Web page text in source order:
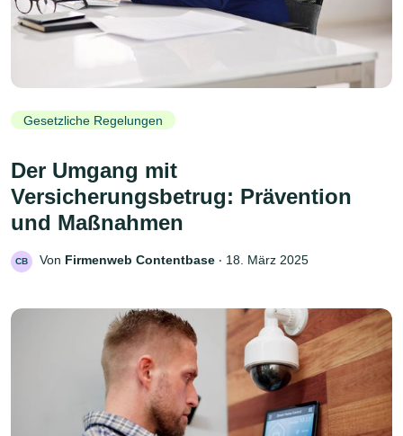
Gesetzliche Regelungen
Der Umgang mit
Versicherungsbetrug: Prävention
und Maßnahmen
CB Von Firmenweb Contentbase ‧ 18. März 2025